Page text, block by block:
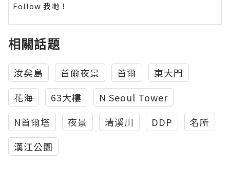
Follow 我哋 ！
相關話題
汝矣島 首爾夜景 首爾
東大門
花海
63大樓
N Seoul Tower
N首爾塔
夜景 清溪川 DDP
名所
漢江公園